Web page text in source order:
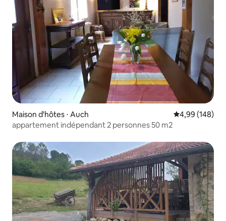
Maison d'hôtes ⋅ Auch Évaluation
4,99 (148)
appartement indépendant 2 personnes 50 m2